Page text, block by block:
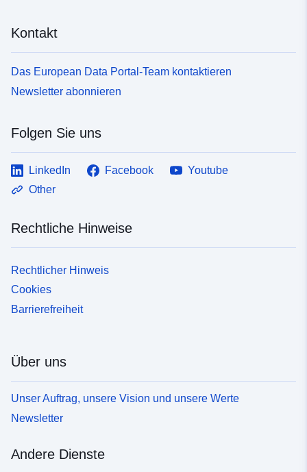
Kontakt
Das European Data Portal-Team kontaktieren
Newsletter abonnieren
Folgen Sie uns
LinkedIn Facebook
Youtube
Other
Rechtliche Hinweise
Rechtlicher Hinweis
Cookies
Barrierefreiheit
Über uns
Unser Auftrag, unsere Vision und unsere Werte
Newsletter
Andere Dienste